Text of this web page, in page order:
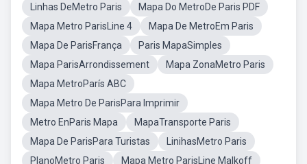
Linhas DeMetro Paris
Mapa Do MetroDe Paris PDF
Mapa Metro ParisLine 4
Mapa De MetroEm Paris
Mapa De ParisFrança
Paris MapaSimples
Mapa ParisArrondissement
Mapa ZonaMetro Paris
Mapa MetroParís ABC
Mapa Metro De ParisPara Imprimir
Metro EnParis Mapa
MapaTransporte Paris
Mapa De ParisPara Turistas
LinihasMetro Paris
PlanoMetro Paris
Mapa Metro ParisLine Malkoff